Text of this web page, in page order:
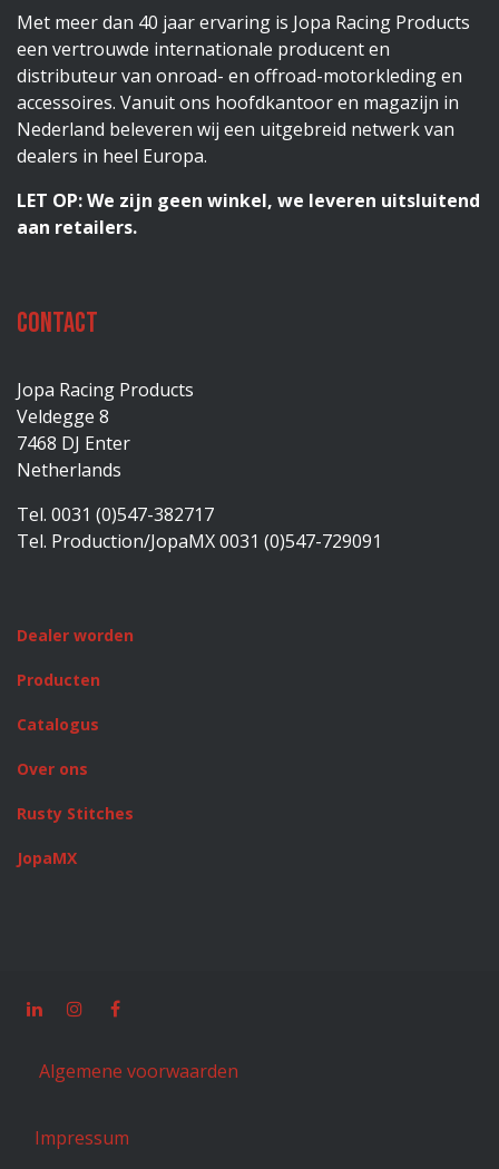
Met meer dan 40 jaar ervaring is Jopa Racing Products
een vertrouwde internationale producent en
distributeur van onroad- en offroad-motorkleding en
accessoires. Vanuit ons hoofdkantoor en magazijn in
Nederland beleveren wij een uitgebreid netwerk van
dealers in heel Europa.
LET OP: We zijn geen winkel, we leveren uitsluitend
aan retailers.
Contact
Jopa Racing Products
Veldegge 8
7468 DJ Enter
Netherlands
Tel. 0031 (0)547-382717
Tel. Production/JopaMX 0031 (0)547-729091
Dealer worden
Producten
Catalogus
Over ons
Rusty Stitches
JopaMX
Algemene voorwaarden
Impressum